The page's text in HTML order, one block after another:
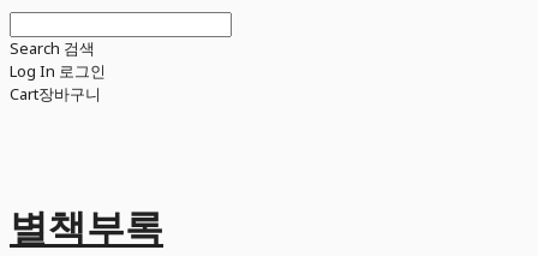
Search 검색
Log In 로그인
Cart장바구니
별책부록